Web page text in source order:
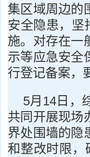
集区域周边的
安全隐患，坚
施。对存在一
示等应急安全
行登记备案，
5月14日，
共同开展现场
界处围墙的隐
和整改时限，